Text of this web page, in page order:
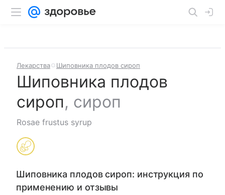
Лекарства Шиповника плодов сироп
Шиповника плодов
сироп, сироп
Rosae frustus syrup
Шиповника плодов сироп: инструкция по
применению и отзывы